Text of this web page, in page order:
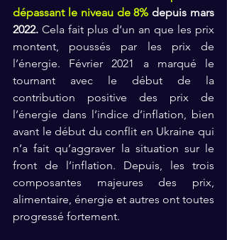
dépassant le niveau de 8% depuis mars
2022. Cela fait plus d‘un an que les prix
montent, poussés par les prix de
l’énergie. Février 2021 a marqué le
tournant avec le début de la
contribution positive des prix de
l’énergie dans l’indice d’inflation, bien
avant le début du conflit en Ukraine qui
n’a fait qu’aggraver la situation sur le
front de l’inflation. Depuis, les trois
composantes majeures des prix,
alimentaire, énergie et autres ont toutes
progressé fortement.